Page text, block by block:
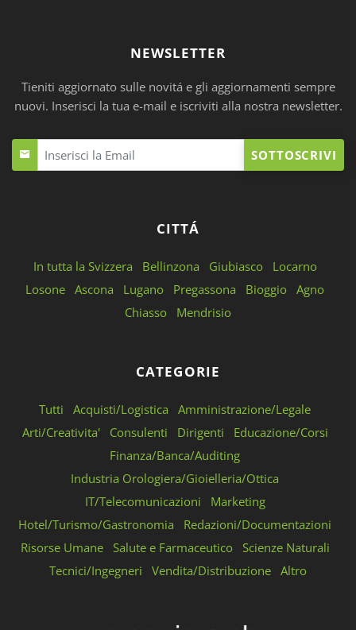
NEWSLETTER
Tieniti aggiornato sulle novitá e gli aggiornamenti sempre
nuovi. Inserisci la tua e-mail e iscriviti alla nostra newsletter.
SOTTOSCRIVI
CITTÁ
In tutta la Svizzera Bellinzona Giubiasco
Locarno
Losone Ascona Lugano Pregassona Bioggio Agno
Chiasso
Mendrisio
CATEGORIE
Tutti Acquisti/Logistica
Amministrazione/Legale
Arti/Creativita'
Consulenti Dirigenti
Educazione/Corsi
Finanza/Banca/Auditing
Industria Orologiera/Gioielleria/Ottica
IT/Telecomunicazioni
Marketing
Hotel/Turismo/Gastronomia
Redazioni/Documentazioni
Risorse Umane
Salute e Farmaceutico
Scienze Naturali
Tecnici/Ingegneri
Vendita/Distribuzione Altro